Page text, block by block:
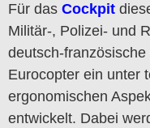
Für das Cockpit
Militär-, Polizei- und
deutsch-
Eurocopter ein unter
ergonomischen
entwickelt. Dabei